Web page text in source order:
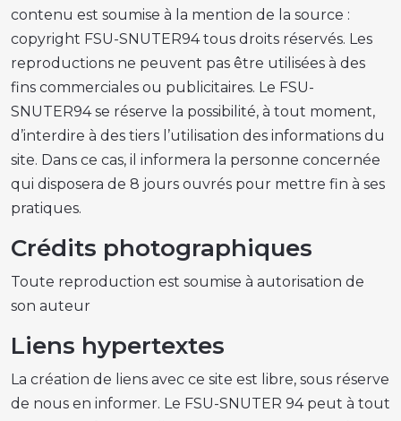
contenu est soumise à la mention de la source :
copyright FSU-SNUTER94 tous droits réservés. Les
reproductions ne peuvent pas être utilisées à des
fins commerciales ou publicitaires. Le FSU-
SNUTER94 se réserve la possibilité, à tout moment,
d’interdire à des tiers l’utilisation des informations du
site. Dans ce cas, il informera la personne concernée
qui disposera de 8 jours ouvrés pour mettre fin à ses
pratiques.
Crédits photographiques
Toute reproduction est soumise à autorisation de
son auteur
Liens hypertextes
La création de liens avec ce site est libre, sous réserve
de nous en informer. Le FSU-SNUTER 94 peut à tout